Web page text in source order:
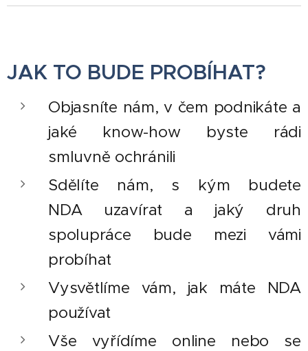
JAK TO BUDE PROBÍHAT?
Objasníte nám, v čem podnikáte a
jaké know-how byste rádi
smluvně ochránili
Sdělíte nám, s kým budete
NDA uzavírat a jaký druh
spolupráce bude mezi vámi
probíhat
Vysvětlíme vám, jak máte NDA
používat
Vše vyřídíme online nebo se